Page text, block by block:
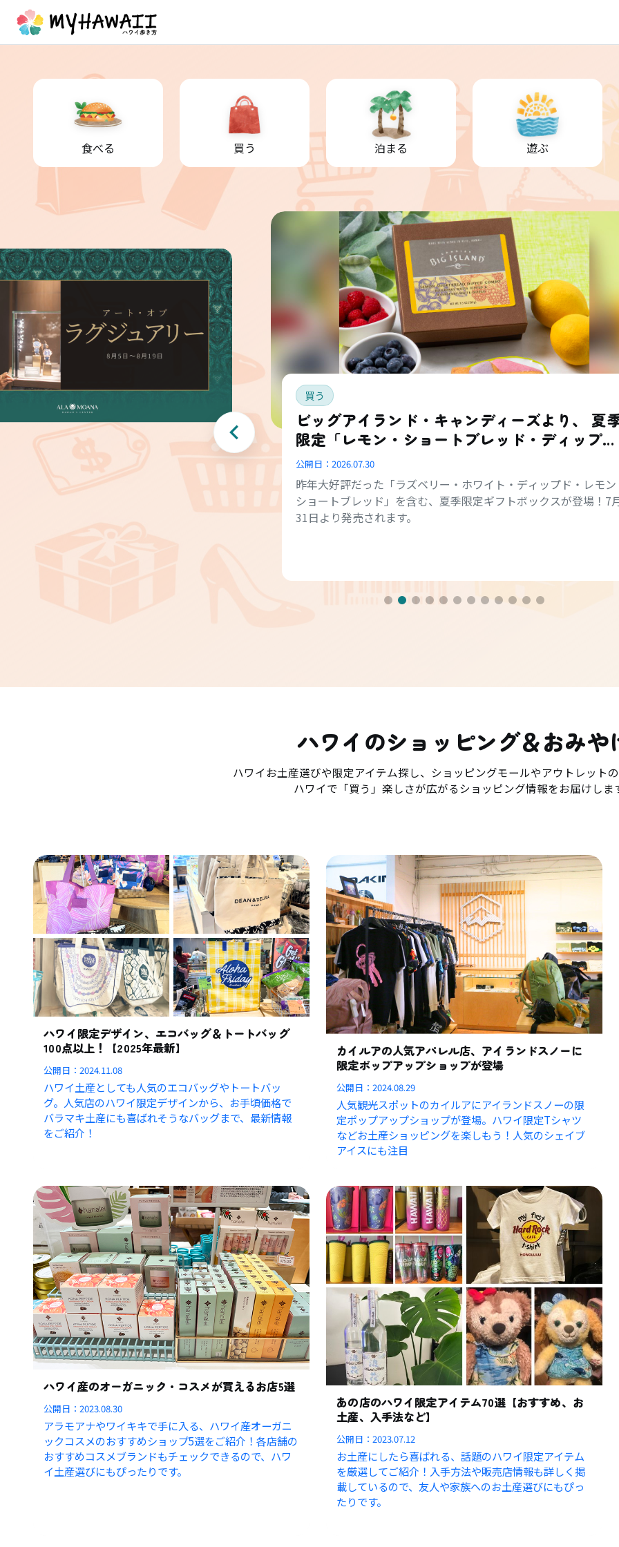
食べる 買う 泊まる 遊ぶ
買う
ビッグアイランド・キャンディーズより、 夏季
限定「レモン・ショートブレッド・ディップ
ド・コンボ・ボックス」登場
公開日： 2026.07.30
昨年大好評だった「ラズベリー・ホワイト・ディップド・レモ
ショートブレッド」を含む、夏季限定ギフトボックスが登場！7
31日より発売されます。
ハワイのショッピング＆おみや
ハワイお土産選びや限定アイテム探し、ショッピングモールやアウトレット
ハワイで「買う」楽しさが広がるショッピング情報をお届けしま
ハワイ限定デザイン、エコバッグ＆トートバッグ
100点以上！【2025年最新】
公開日：2024.11.08
ハワイ土産としても人気のエコバッグやトートバッ
グ。人気店のハワイ限定デザインから、お手頃価格で
バラマキ土産にも喜ばれそうなバッグまで、最新情報
をご紹介！
カイルアの人気アパレル店、アイランドスノーに
限定ポップアップショップが登場
公開日：2024.08.29
人気観光スポットのカイルアにアイランドスノーの限
定ポップアップショップが登場。ハワイ限定Tシャツ
などお土産ショッピングを楽しもう！人気のシェイブ
アイスにも注目
ハワイ産のオーガニック・コスメが買えるお店5選
公開日：2023.08.30
アラモアナやワイキキで手に入る、ハワイ産オーガニ
ックコスメのおすすめショップ5選をご紹介！各店舗の
おすすめコスメブランドもチェックできるので、ハワ
イ土産選びにもぴったりです。
あの店のハワイ限定アイテム70選【おすすめ、お
土産、入手法など】
公開日：2023.07.12
お土産にしたら喜ばれる、話題のハワイ限定アイテム
を厳選してご紹介！入手方法や販売店情報も詳しく掲
載しているので、友人や家族へのお土産選びにもぴっ
たりです。